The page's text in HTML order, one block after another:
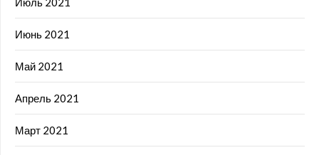
Июнь 2021
Май 2021
Апрель 2021
Март 2021